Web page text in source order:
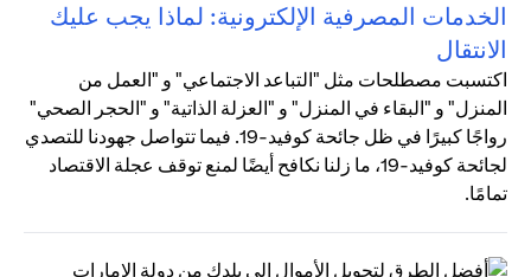
الخدمات المصرفية الإلكترونية: لماذا يجب عليك
الانتقال
اكتسبت مصطلحات مثل "التباعد الاجتماعي" و "العمل من
المنزل" و "البقاء في المنزل" و "العزلة الذاتية" و "الحجر الصحي"
رواجًا كبيرًا في ظل جائحة كوفيد-19. فيما تتواصل جهودنا للتصدي
لجائحة كوفيد-19، ما زلنا نكافح أيضًا لمنع توقف عجلة الاقتصاد
تمامًا.